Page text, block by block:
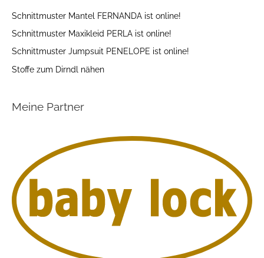
Schnittmuster Mantel FERNANDA ist online!
Schnittmuster Maxikleid PERLA ist online!
Schnittmuster Jumpsuit PENELOPE ist online!
Stoffe zum Dirndl nähen
Meine Partner